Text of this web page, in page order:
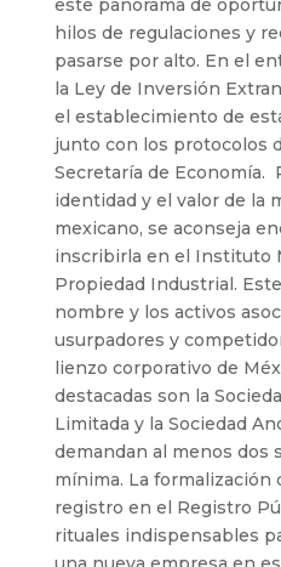
este panorama de
hilos de regulaciones y
pasarse por alto. En el
la Ley de Inversión
el establecimiento de
junto con los protocolos
Secretaría de Economía.
identidad y el valor de la
mexicano, se aconseja
inscribirla en el Instituto
Propiedad Industrial.
nombre y los activos
usurpadores y
lienzo corporativo de
destacadas son la
Limitada y la Sociedad
demandan al menos dos
mínima. La formalización
registro en el Registro
rituales indispensables